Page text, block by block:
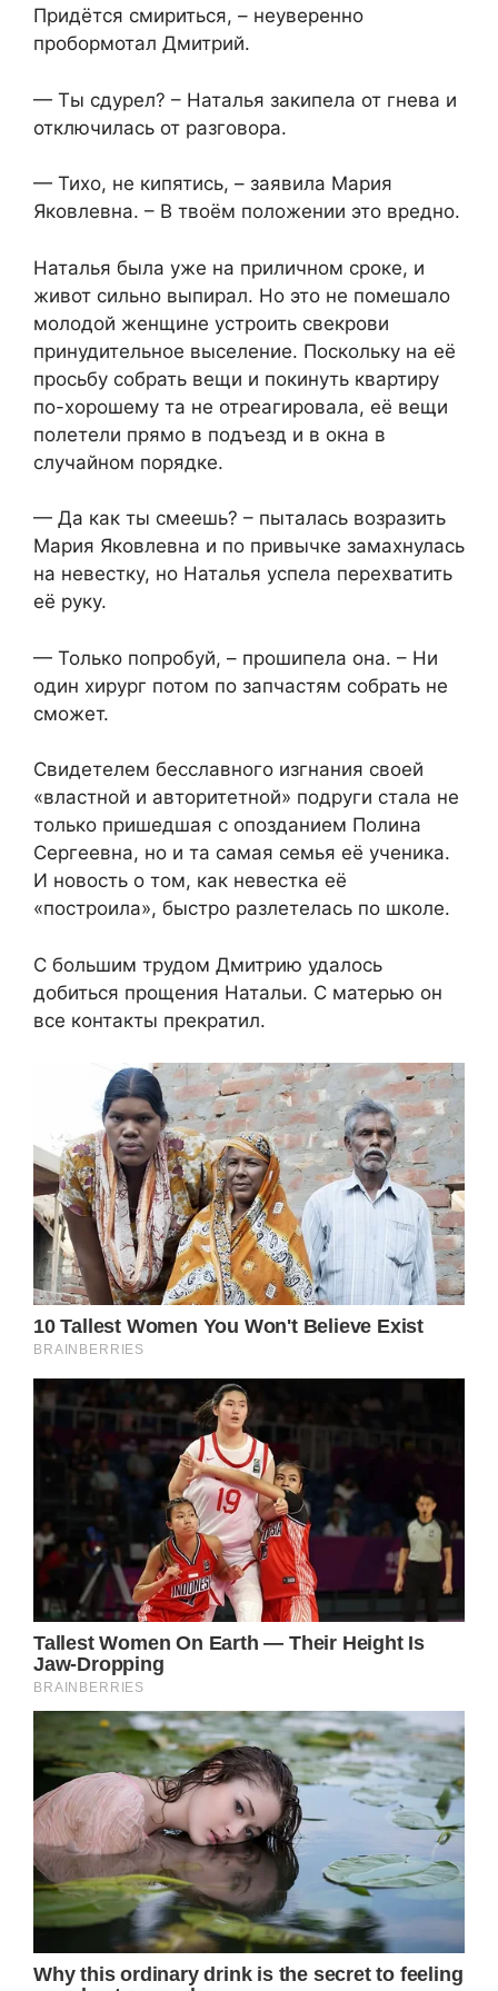
Придётся смириться, – неуверенно
пробормотал Дмитрий.
— Ты сдурел? – Наталья закипела от гнева и
отключилась от разговора.
— Тихо, не кипятись, – заявила Мария
Яковлевна. – В твоём положении это вредно.
Наталья была уже на приличном сроке, и
живот сильно выпирал. Но это не помешало
молодой женщине устроить свекрови
принудительное выселение. Поскольку на её
просьбу собрать вещи и покинуть квартиру
по-хорошему та не отреагировала, её вещи
полетели прямо в подъезд и в окна в
случайном порядке.
— Да как ты смеешь? – пыталась возразить
Мария Яковлевна и по привычке замахнулась
на невестку, но Наталья успела перехватить
её руку.
— Только попробуй, – прошипела она. – Ни
один хирург потом по запчастям собрать не
сможет.
Свидетелем бесславного изгнания своей
«властной и авторитетной» подруги стала не
только пришедшая с опозданием Полина
Сергеевна, но и та самая семья её ученика.
И новость о том, как невестка её
«построила», быстро разлетелась по школе.
С большим трудом Дмитрию удалось
добиться прощения Натальи. С матерью он
все контакты прекратил.